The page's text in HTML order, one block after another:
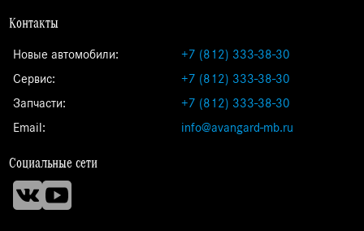
Контакты
Новые автомобили:
+7 (812) 333-38-30
Сервис:
+7 (812) 333-38-30
Запчасти:
+7 (812) 333-38-30
Email:
info@avangard-mb.ru
Социальные сети